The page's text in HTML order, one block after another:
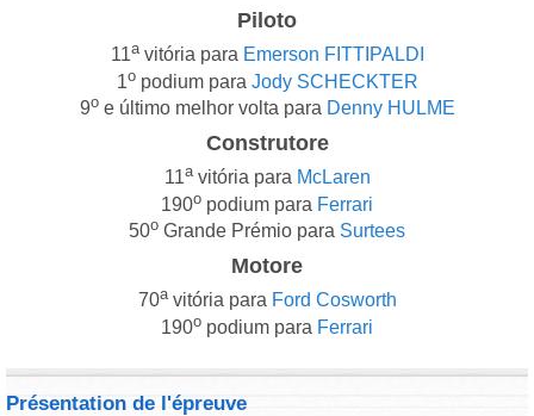
Piloto
11avitória para Emerson FITTIPALDI
1opodium para Jody SCHECKTER
9oe último melhor volta para Denny HULME
Construtore
11avitória para McLaren
190o podium para Ferrari
50o Grande Prémio para Surtees
Motore
70avitória para Ford Cosworth
190o podium para Ferrari
Présentation de l'épreuve